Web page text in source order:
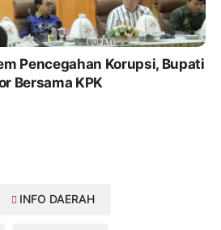
Pencegahan Korupsi, Bupati
Bersama KPK
INFO DAERAH